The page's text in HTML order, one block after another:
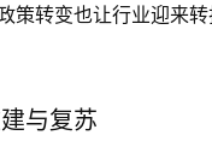
策转变也让行业迎来
与复苏